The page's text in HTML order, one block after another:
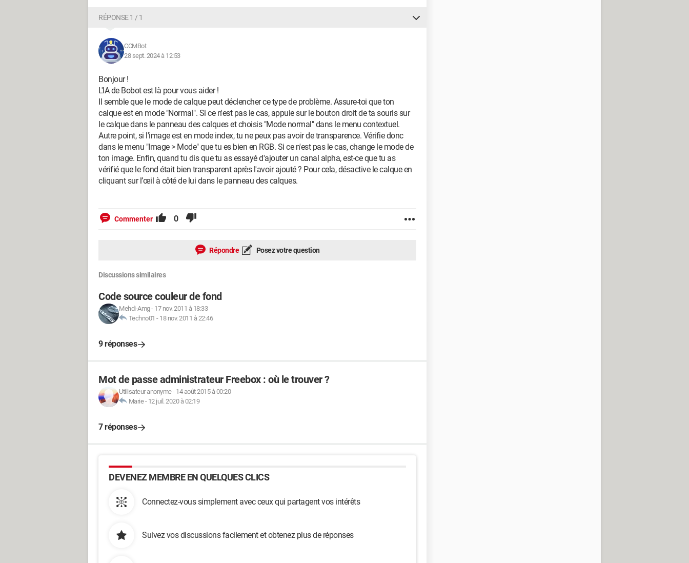
RÉPONSE 1 / 1
CCMBot
28 sept. 2024 à 12:53
Bonjour !
L'IA de Bobot est là pour vous aider !
Il semble que le mode de calque peut déclencher ce type de problème. Assure-toi que ton
calque est en mode "Normal". Si ce n'est pas le cas, appuie sur le bouton droit de ta souris sur
le calque dans le panneau des calques et choisis "Mode normal" dans le menu contextuel.
Autre point, si l'image est en mode index, tu ne peux pas avoir de transparence. Vérifie donc
dans le menu "Image > Mode" que tu es bien en RGB. Si ce n'est pas le cas, change le mode de
ton image. Enfin, quand tu dis que tu as essayé d'ajouter un canal alpha, est-ce que tu as
vérifié que le fond était bien transparent après l'avoir ajouté ? Pour cela, désactive le calque en
cliquant sur l’œil à côté de lui dans le panneau des calques.
Commenter 0
Répondre Posez votre question
Discussions similaires
Code source couleur de fond
Mehdi-Amg- 17 nov. 2011 à 18:33
Techno01 - 18 nov. 2011 à 22:46
9 réponses
Mot de passe administrateur Freebox : où le trouver ?
Utilisateur anonyme- 14 août 2015 à 00:20
Marie- 12 juil. 2020 à 02:19
7 réponses
DEVENEZ MEMBRE EN QUELQUES CLICS
Connectez-vous simplement avec ceux qui partagent vos intérêts
Suivez vos discussions facilement et obtenez plus de réponses